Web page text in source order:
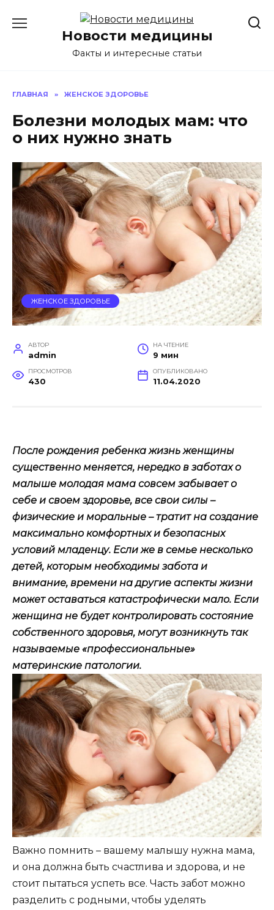
содержаниюНовости медицины
Факты и интересные статьи
ГЛАВНАЯ » ЖЕНСКОЕ ЗДОРОВЬЕ
Болезни молодых мам: что
о них нужно знать
ЖЕНСКОЕ ЗДОРОВЬЕ
АВТОР
admin
НА ЧТЕНИЕ
9 мин
ПРОСМОТРОВ
430
ОПУБЛИКОВАНО
11.04.2020
После рождения ребенка жизнь женщины
существенно меняется, нередко в заботах о
малыше молодая мама совсем забывает о
себе и своем здоровье, все свои силы –
физические и моральные – тратит на создание
максимально комфортных и безопасных
условий младенцу. Если же в семье несколько
детей, которым необходимы забота и
внимание, времени на другие аспекты жизни
может оставаться катастрофически мало. Если
женщина не будет контролировать состояние
собственного здоровья, могут возникнуть так
называемые «профессиональные»
материнские патологии.
Важно помнить – вашему малышу нужна мама,
и она должна быть счастлива и здорова, и не
стоит пытаться успеть все. Часть забот можно
разделить с родными, чтобы уделять